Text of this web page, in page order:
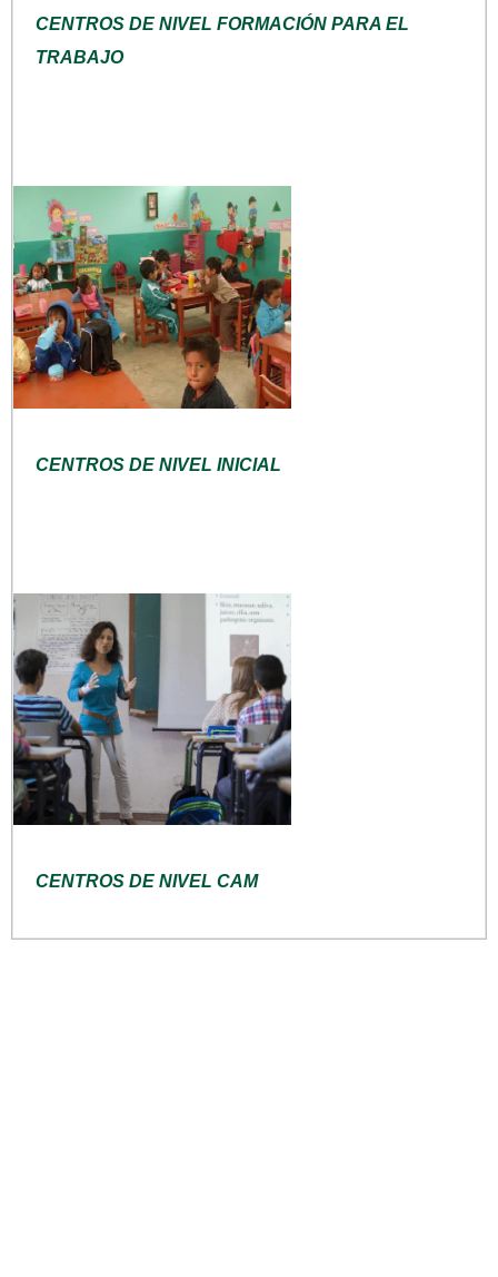
CENTROS DE NIVEL FORMACIÓN PARA EL
TRABAJO
CENTROS DE NIVEL INICIAL
CENTROS DE NIVEL CAM